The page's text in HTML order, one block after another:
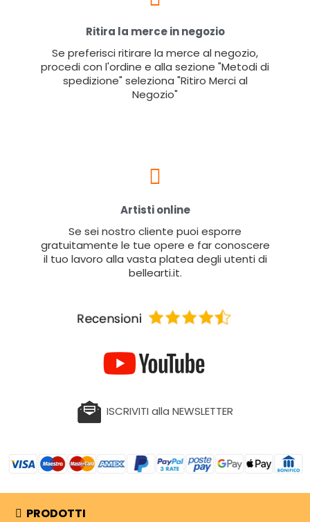
Ritira la merce in negozio
Se preferisci ritirare la merce al negozio,
procedi con l'ordine e alla sezione "Metodi di
spedizione" seleziona "Ritiro Merci al
Negozio"
Artisti online
Se sei nostro cliente puoi esporre
gratuitamente le tue opere e far conoscere
il tuo lavoro alla vasta platea degli utenti di
bellearti.it.
ISCRIVITI alla NEWSLETTER
PRODOTTI